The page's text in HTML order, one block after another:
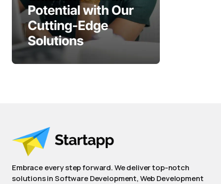
Embrace every step forward. We deliver top-notch
solutions in Software Development, Web Development